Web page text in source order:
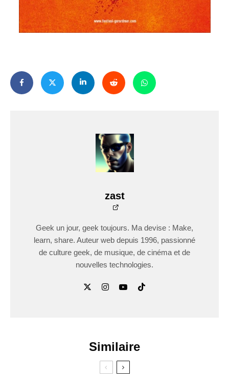
zast
Geek un jour, geek toujours. Ma devise : Make,
learn, share. Auteur web depuis 1996, passionné
de culture geek, de musique, de cinéma et de
nouvelles technologies.
Similaire